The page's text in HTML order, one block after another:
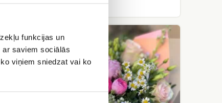
funkcijas un
saviem sociālās
viņiem sniedzat vai ko
pušķis
no
pavasara
ziediem